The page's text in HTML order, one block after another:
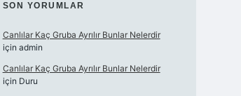
SON YORUMLAR
Canlılar Kaç Gruba Ayrılır Bunlar Nelerdir
için admin
Canlılar Kaç Gruba Ayrılır Bunlar Nelerdir
için Duru